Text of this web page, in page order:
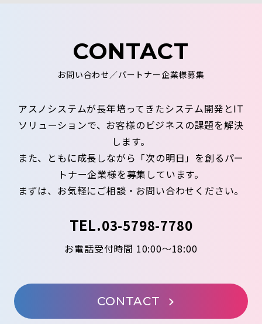
CONTACT
お問い合わせ／パートナー企業様募集
アスノシステムが長年培ってきたシステム開発とIT
ソリューションで、お客様のビジネスの課題を解決
します。
また、ともに成長しながら「次の明日」を創るパー
トナー企業様を募集しています。
まずは、お気軽にご相談・お問い合わせください。
TEL.03-5798-7780
お電話受付時間 10:00～18:00
CONTACT